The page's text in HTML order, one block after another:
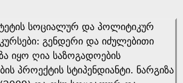
სოციალურ და პოლიტიკურ
გენდერი და იძულებითი
იყო ღია საზოგადოების
პროექტის სტიპენდიანტი. ნარგიზა